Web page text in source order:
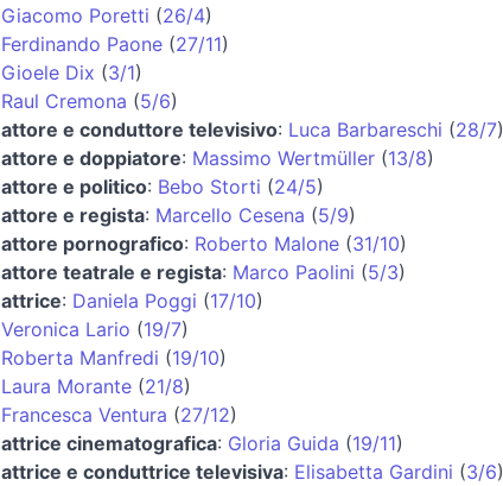
Giacomo Poretti (26/4)
Ferdinando Paone(27/11)
Gioele Dix (3/1)
Raul Cremona (5/6)
attore e conduttore televisivo: Luca Barbareschi (28/7)
attore e doppiatore: Massimo Wertmüller(13/8)
attore e politico: Bebo Storti (24/5)
attore e regista: Marcello Cesena (5/9)
attore pornografico: Roberto Malone(31/10)
attore teatrale e regista: Marco Paolini (5/3)
attrice: Daniela Poggi (17/10)
Veronica Lario (19/7)
Roberta Manfredi (19/10)
Laura Morante(21/8)
Francesca Ventura (27/12)
attrice cinematografica: Gloria Guida (19/11)
attrice e conduttrice televisiva: Elisabetta Gardini (3/6)